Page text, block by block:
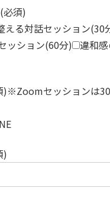
必須)
える対話セッション(30
ッション(60分) 違和
)※Zoomセッションは
)